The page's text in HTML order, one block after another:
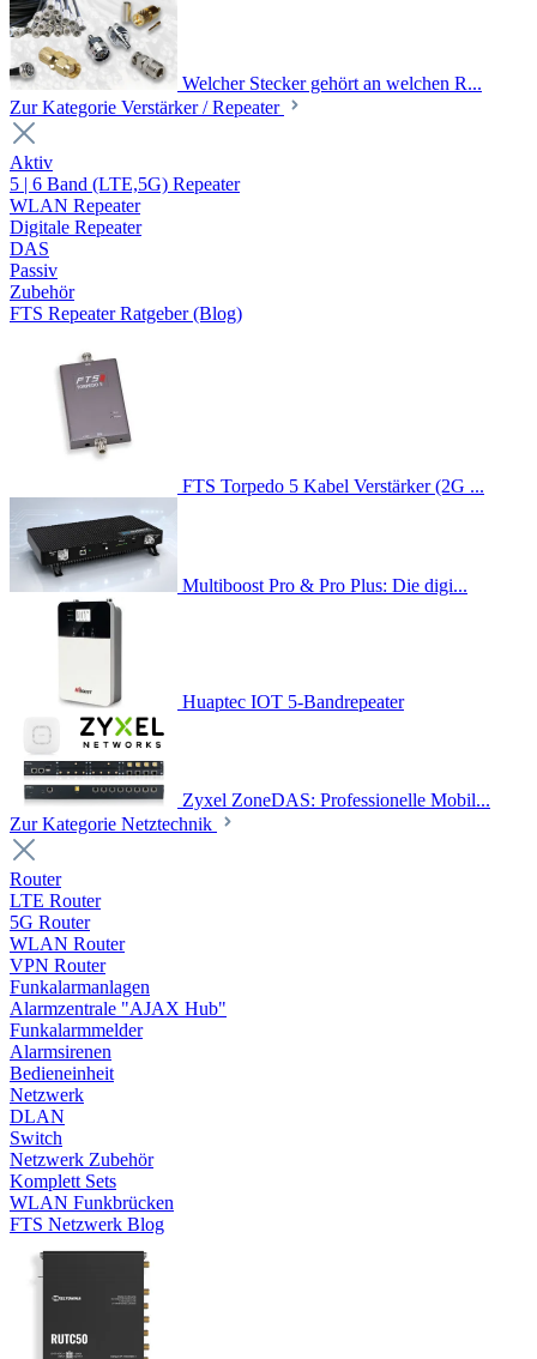
Welcher Stecker gehört an welchen R...
Zur Kategorie Verstärker / Repeater
Aktiv
5 | 6 Band (LTE,5G) Repeater
WLAN Repeater
Digitale Repeater
DAS
Passiv
Zubehör
FTS Repeater Ratgeber (Blog)
FTS Torpedo 5 Kabel Verstärker (2G ...
Multiboost Pro & Pro Plus: Die digi...
Huaptec IOT 5-Bandrepeater
Zyxel ZoneDAS: Professionelle Mobil...
Zur Kategorie Netztechnik
Router
LTE Router
5G Router
WLAN Router
VPN Router
Funkalarmanlagen
Alarmzentrale "AJAX Hub"
Funkalarmmelder
Alarmsirenen
Bedieneinheit
Netzwerk
DLAN
Switch
Netzwerk Zubehör
Komplett Sets
WLAN Funkbrücken
FTS Netzwerk Blog